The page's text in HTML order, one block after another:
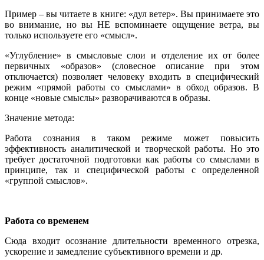
Пример – вы читаете в книге: «дул ветер». Вы принимаете это
во внимание, но вы НЕ вспоминаете ощущение ветра, вы
только используете его «смысл».
«Углубление» в смысловые слои и отделение их от более
первичных «образов» (словесное описание при этом
отключается) позволяет человеку входить в специфический
режим «прямой работы со смыслами» в обход образов. В
конце «новые смыслы» разворачиваются в образы.
Значение метода:
Работа сознания в таком режиме может повысить
эффективность аналитической и творческой работы. Но это
требует достаточной подготовки как работы со смыслами в
принципе, так и специфической работы с определенной
«группой смыслов».
Работа со временем
Сюда входит осознание длительности временного отрезка,
ускорение и замедление субъективного времени и др.